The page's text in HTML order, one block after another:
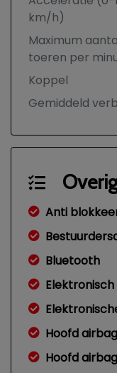
km/h)
Maximum
toeren per
Koppel
Gemiddeld
Anti
Bluetooth
Hoofd
Hoofd